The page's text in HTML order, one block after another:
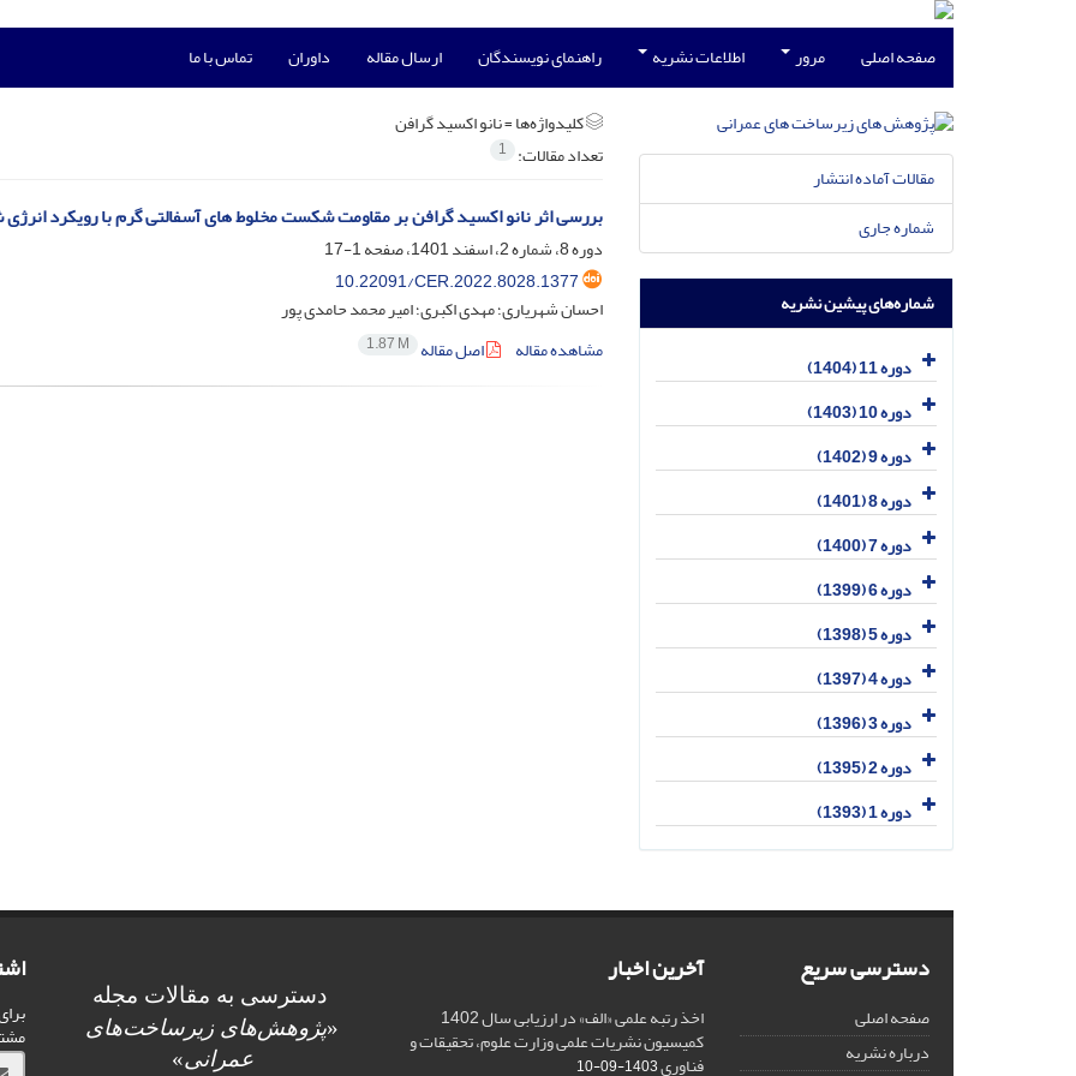
صفحه اصلی مرور اطلاعات نشریه راهنمای نویسندگان ارسال مقاله داوران تماس با ما
کلیدواژه‌ها =نانو اکسید گرافن
تعداد مقالات: 1
بررسی اثر نانو اکسید گرافن بر مقاومت شکست مخلوط های آسفالتی گرم با رویکرد
دوره 8، شماره 2، اسفند 1401، صفحه
1-17
10.22091/CER.2022.8028.1377
احسان شهریاری؛ مهدی اکبری؛ امیر محمد حامدی پور
مشاهده مقاله
اصل مقاله 1.87 M
مقالات آماده انتشار
شماره جاری
شماره‌های پیشین نشریه
دوره 11 (1404)
دوره 10 (1403)
دوره 9 (1402)
دوره 8 (1401)
دوره 7 (1400)
دوره 6 (1399)
دوره 5 (1398)
دوره 4 (1397)
دوره 3 (1396)
دوره 2 (1395)
دوره 1 (1393)
دسترسی سریع
صفحه اصلی
درباره نشریه
آخرین اخبار
اخذ رتبه علمی «الف» در ارزیابی سال 1402
کمیسیون نشریات علمی وزارت علوم، تحقیقات و
فناوری1403-09-10
دسترسی به مقالات مجله
«پژوهش‌های زیرساخت‌های
عمرانی»